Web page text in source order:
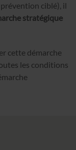
ciblé), il
stratégique
cette démarche
les conditions